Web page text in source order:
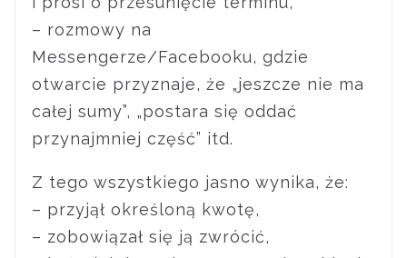
– rozmowy na
Messengerze/Facebooku, gdzie
otwarcie przyznaje, że „jeszcze nie ma
całej sumy”, „postara się oddać
przynajmniej część” itd.
Z tego wszystkiego jasno wynika, że:
– przyjął określoną kwotę,
– zobowiązał się ją zwrócić,